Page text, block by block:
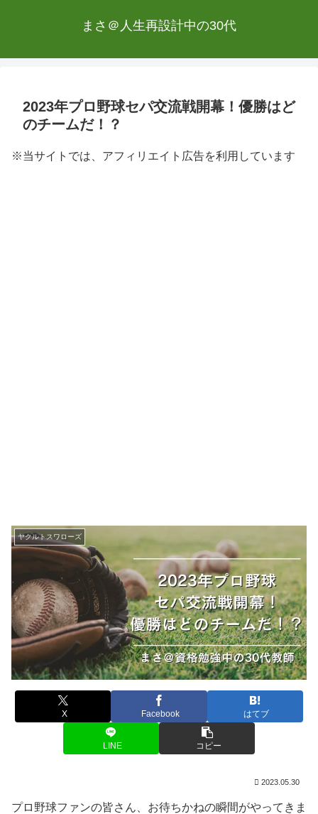
まさ＠人生再設計中の30代
2023年プロ野球セパ交流戦開幕！優勝はど
のチームだ！？
※当サイトでは、アフィリエイト広告を利用しています
ヤクルトスワローズ
X Facebook はてブ
LINE コピー
2023.05.30
プロ野球ファンの皆さん、お待ちかねの瞬間がやってきま